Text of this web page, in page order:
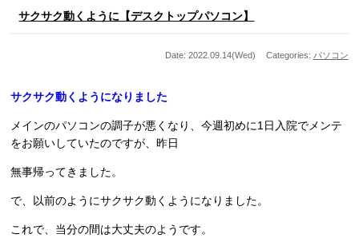
サクサク動くように【デスクトップパソコン】
Date: 2022.09.14(Wed) Categories: パソコン
サクサク動くようになりました
メインのパソコンの調子が悪くなり、今週初めに1日入院でメンテ
をお願いしていたのですが、昨日
無事帰ってきました。
で、以前のようにサクサク動くようになりました。
これで、当分の間は大丈夫のようです。